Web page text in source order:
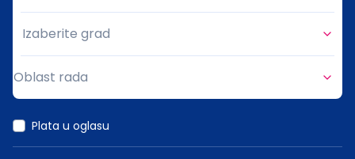
Grad
Izaberite grad
Oblast rada
Plata u oglasu